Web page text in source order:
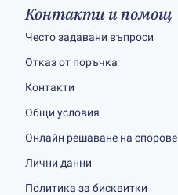
Контакти и помощ
Често задавани въпроси
Отказ от поръчка
Контакти
Общи условия
Онлайн решаване на спорове
Лични данни
Политика за бисквитки